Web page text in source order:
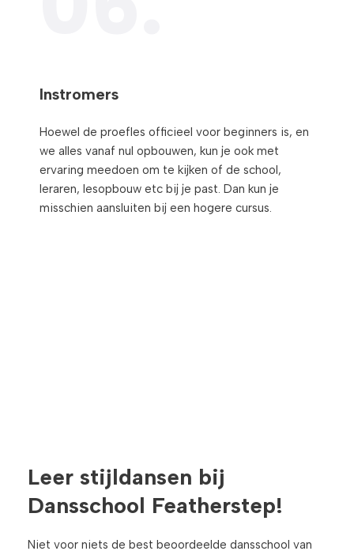
Instromers
Hoewel de proefles officieel voor beginners is, en
we alles vanaf nul opbouwen, kun je ook met
ervaring meedoen om te kijken of de school,
leraren, lesopbouw etc bij je past. Dan kun je
misschien aansluiten bij een hogere cursus.
Leer stijldansen bij
Dansschool Featherstep!​
Niet voor niets de best beoordeelde dansschool van